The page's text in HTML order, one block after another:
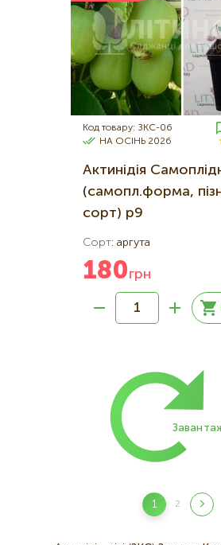
Код товару: ЗКС-06
НА ОСІНЬ 2026
Актинідія
(самопл.форма,
сорт) р9
Сорт: аргута
180грн
Розбивка
сторінки
Поточна
1
Page
2